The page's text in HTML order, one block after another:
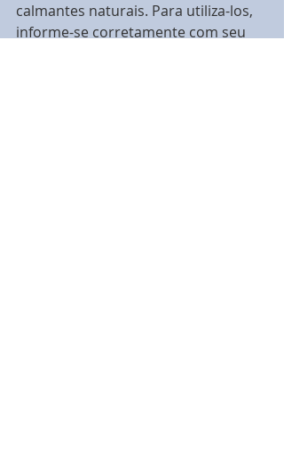
calmantes naturais. Para utiliza-los,
informe-se corretamente com seu